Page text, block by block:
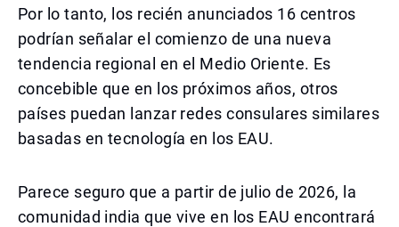
Por lo tanto, los recién anunciados 16 centros
podrían señalar el comienzo de una nueva
tendencia regional en el Medio Oriente. Es
concebible que en los próximos años, otros
países puedan lanzar redes consulares similares
basadas en tecnología en los EAU.
Parece seguro que a partir de julio de 2026, la
comunidad india que vive en los EAU encontrará